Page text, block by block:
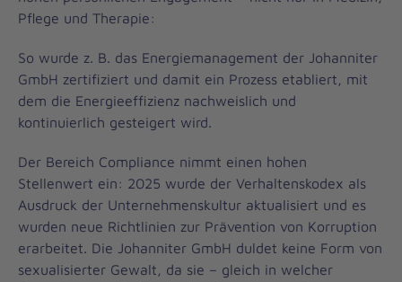
Pflege und Therapie:
So wurde z. B. das Energiemanagement der Johanniter
GmbH zertifiziert und damit ein Prozess etabliert, mit
dem die Energieeffizienz nachweislich und
kontinuierlich gesteigert wird.
Der Bereich Compliance nimmt einen hohen
Stellenwert ein: 2025 wurde der Verhaltenskodex als
Ausdruck der Unternehmenskultur aktualisiert und es
wurden neue Richtlinien zur Prävention von Korruption
erarbeitet. Die Johanniter GmbH duldet keine Form von
sexualisierter Gewalt, da sie – gleich in welcher